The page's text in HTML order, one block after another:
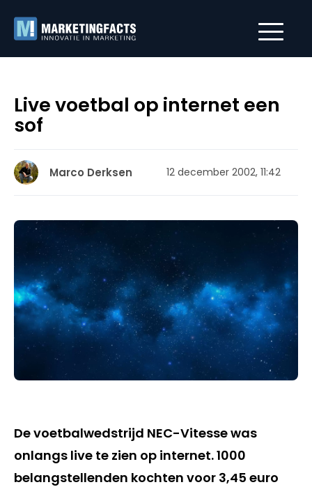
Live voetbal op internet een
sof
Marco Derksen 12 december 2002, 11:42
De voetbalwedstrijd NEC-Vitesse was
onlangs live te zien op internet. 1000
belangstellenden kochten voor 3,45 euro